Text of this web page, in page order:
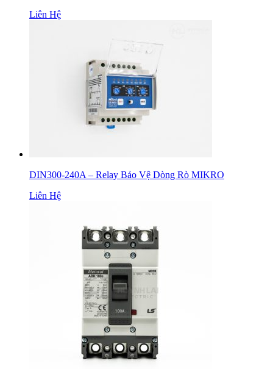
Liên Hệ
DIN300-240A – Relay Bảo Vệ Dòng Rò MIKRO
Liên Hệ